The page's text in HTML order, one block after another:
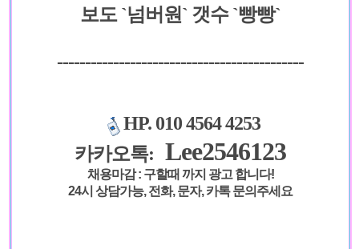
보도 `넘버원` 갯수 `빵빵`
--------------------------------------------
HP. 010 4564 4253
카카오톡: Lee2546123
채용마감 : 구할때 까지 광고 합니다!
24시 상담가능, 전화, 문자, 카톡 문의주세요